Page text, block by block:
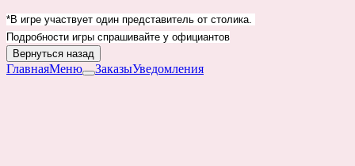
*В игре участвует один представитель от столика.
Подробности игры спрашивайте у официантов
Вернуться назад
ГлавнаяМеню ЗаказыУведомления